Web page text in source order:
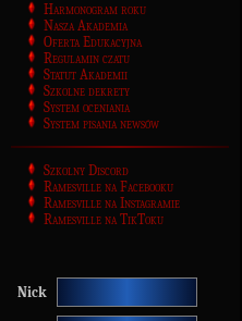
Harmonogram roku
Nasza Akademia
Oferta Edukacyjna
Regulamin czatu
Statut Akademii
Szkolne dekrety
System oceniania
System pisania newsów
Szkolny Discord
Ramesville na Facebooku
Ramesville na Instagramie
Ramesville na TikToku
Nick